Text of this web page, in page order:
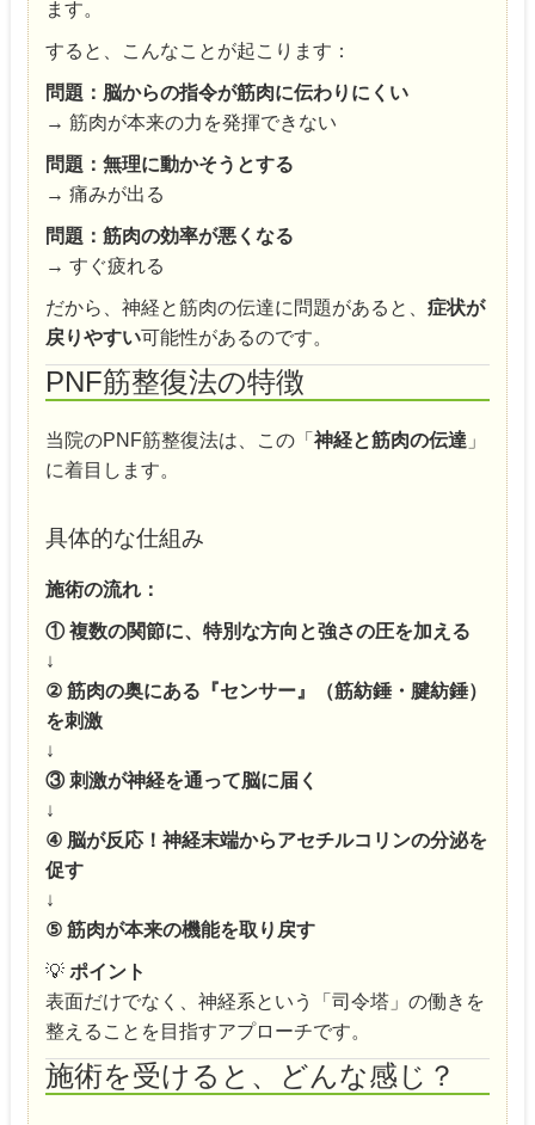
ます。
すると、こんなことが起こります：
問題：脳からの指令が筋肉に伝わりにくい
→ 筋肉が本来の力を発揮できない
問題：無理に動かそうとする
→ 痛みが出る
問題：筋肉の効率が悪くなる
→ すぐ疲れる
だから、神経と筋肉の伝達に問題があると、症状が
戻りやすい可能性があるのです。
PNF筋整復法の特徴
当院のPNF筋整復法は、この「神経と筋肉の伝達 」
に着目します。
具体的な仕組み
施術の流れ：
① 複数の関節に、特別な方向と強さの圧を加える
↓
② 筋肉の奥にある『センサー』（筋紡錘・腱紡錘）
を刺激
↓
③ 刺激が神経を通って脳に届く
↓
④ 脳が反応！神経末端からアセチルコリンの分泌を
促す
↓
⑤ 筋肉が本来の機能を取り戻す
💡ポイント
表面だけでなく、神経系という「司令塔」の働きを
整えることを目指すアプローチです。
施術を受けると、どんな感じ？